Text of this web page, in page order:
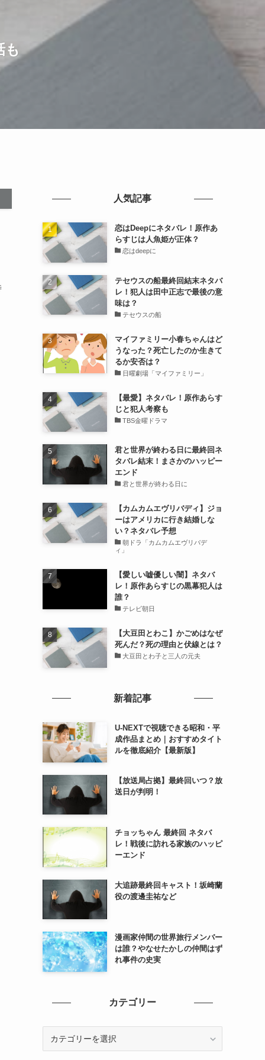
も
人気記事
恋はDeepにネタバレ！原作あ
らすじは人魚姫が正体？
恋はdeepに
テセウスの船最終回結末ネタバ
レ！犯人は田中正志で最後の意
味は？
テセウスの船
マイファミリー小春ちゃんはど
うなった？死亡したのか生きて
るか安否は？
日曜劇場「マイファミリー」
【最愛】ネタバレ！原作あらす
じと犯人考察も
TBS金曜ドラマ
君と世界が終わる日に最終回ネ
タバレ結末！まさかのハッピー
エンド
君と世界が終わる日に
【カムカムエヴリバディ】ジョ
ーはアメリカに行き結婚しな
い？ネタバレ予想
朝ドラ「カムカムエヴリバデ
ィ」
【愛しい嘘優しい闇】ネタバ
レ！原作あらすじの黒幕犯人は
誰？
テレビ朝日
【大豆田とわこ】かごめはなぜ
死んだ？死の理由と伏線とは？
大豆田とわ子と三人の元夫
新着記事
U-NEXTで視聴できる昭和・平
成作品まとめ｜おすすめタイト
ルを徹底紹介【最新版】
【放送局占拠】最終回いつ？放
送日が判明！
チョッちゃん 最終回 ネタバ
レ！戦後に訪れる家族のハッピ
ーエンド
大追跡最終回キャスト！坂崎蘭
役の渡邊圭祐など
漫画家仲間の世界旅行メンバー
は誰？やなせたかしの仲間はず
れ事件の史実
カテゴリー